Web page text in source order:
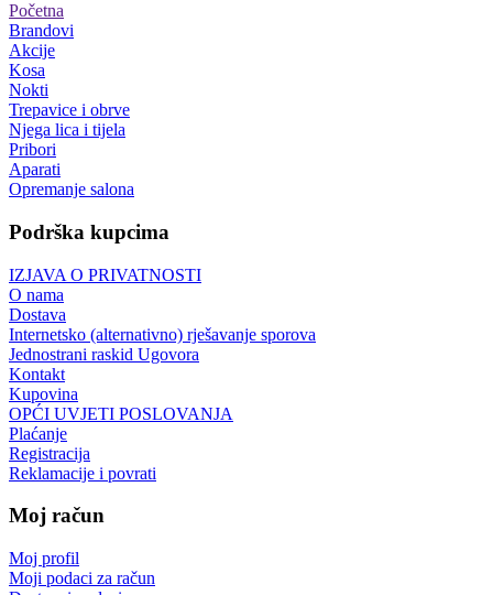
Početna
Brandovi
Akcije
Kosa
Nokti
Trepavice i obrve
Njega lica i tijela
Pribori
Aparati
Opremanje salona
Podrška kupcima
IZJAVA O PRIVATNOSTI
O nama
Dostava
Internetsko (alternativno) rješavanje sporova
Jednostrani raskid Ugovora
Kontakt
Kupovina
OPĆI UVJETI POSLOVANJA
Plaćanje
Registracija
Reklamacije i povrati
Moj račun
Moj profil
Moji podaci za račun